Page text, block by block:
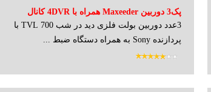
پک3 دوربین Maxeeder همراه با 4DVR کانال
3عدد دوربین بولت فلزی دید در شب 700 TVL با
پردازنده Sony به همراه دستگاه ضبط ...